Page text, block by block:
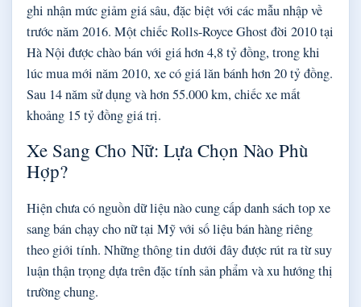
ghi nhận mức giảm giá sâu, đặc biệt với các mẫu nhập về
trước năm 2016. Một chiếc Rolls-Royce Ghost đời 2010 tại
Hà Nội được chào bán với giá hơn 4,8 tỷ đồng, trong khi
lúc mua mới năm 2010, xe có giá lăn bánh hơn 20 tỷ đồng.
Sau 14 năm sử dụng và hơn 55.000 km, chiếc xe mất
khoảng 15 tỷ đồng giá trị.
Xe Sang Cho Nữ: Lựa Chọn Nào Phù
Hợp?
Hiện chưa có nguồn dữ liệu nào cung cấp danh sách top xe
sang bán chạy cho nữ tại Mỹ với số liệu bán hàng riêng
theo giới tính. Những thông tin dưới đây được rút ra từ suy
luận thận trọng dựa trên đặc tính sản phẩm và xu hướng thị
trường chung.